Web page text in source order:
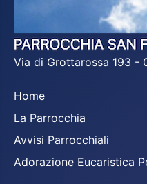
Via di Grottarossa 193 -
Home
La Parrocchia
Avvisi Parrocchiali
Adorazione Eucaristica